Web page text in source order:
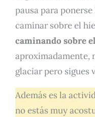
pausa para
caminar sobre el
caminando sobre
aproximadamente,
glaciar pero sigues
Además es la
no estás muy